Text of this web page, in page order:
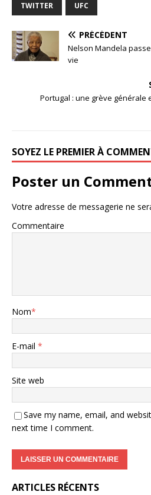
TWITTER UFC
PRÉCÉDENT
Nelson Mandela
vie
Portugal : une grève générale
SOYEZ LE PREMIER À
Poster un
Votre adresse de messagerie ne
Commentaire
Nom*
E-mail *
Site web
Save my name, email, and
next time I comment.
ARTICLES RÉCENTS